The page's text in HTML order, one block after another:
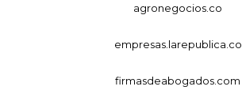
agronegocios.co
empresas.larepublica.co
firmasdeabogados.com